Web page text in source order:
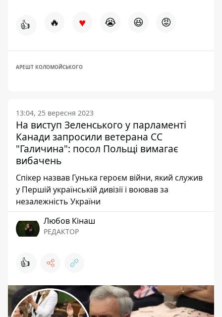
👍 🔥 ♥ 😭 😆 😡
АРЕШТ КОЛОМОЙСЬКОГО
13:04, 25 вересня 2023
На виступ Зеленського у парламенті
Канади запросили ветерана СС
"Галичина": посол Польщі вимагає
вибачень
Спікер назвав Гунька героєм війни, який служив
у Першій українській дивізії і воював за
незалежність України
Любов Кінаш
РЕДАКТОР
👍